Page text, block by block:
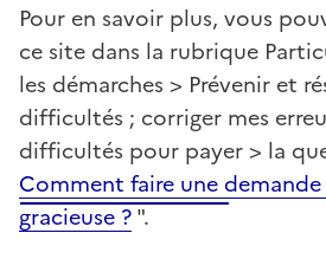
Pour en savoir plus, vous
ce site dans la rubrique
les démarches > Prévenir et
difficultés ; corriger mes
difficultés pour payer > la
Comment faire une
gracieuse ?".